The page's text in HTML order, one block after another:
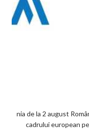
nia de la 2 august
cadrului european